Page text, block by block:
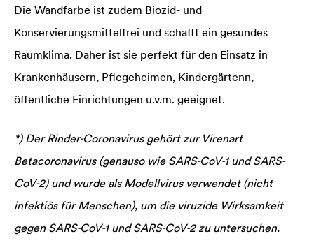
Die Wandfarbe ist zudem Biozid- und
Konservierungsmittelfrei und schafft ein gesundes
Raumklima. Daher ist sie perfekt für den Einsatz in
Krankenhäusern, Pflegeheimen, Kindergärtenn,
öffentliche Einrichtungen u.v.m. geeignet.
*) Der Rinder‐Coronavirus gehört zur Virenart
Betacoronavirus (genauso wie SARS‐CoV‐1 und SARS‐
CoV‐2) und wurde als Modellvirus verwendet (nicht
infektiös für Menschen), um die viruzide Wirksamkeit
gegen SARS‐CoV‐1 und SARS‐CoV‐2 zu untersuchen.